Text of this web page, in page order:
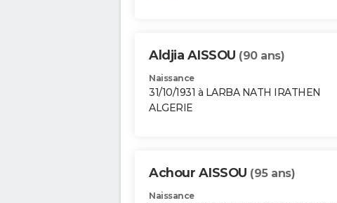
Aldjia AISSOU (90 ans)
Naissance
31/10/1931 à LARBA NATH IRATHEN
ALGERIE
Achour AISSOU (95 ans)
Naissance